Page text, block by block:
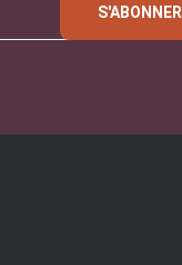
S'ABONNER